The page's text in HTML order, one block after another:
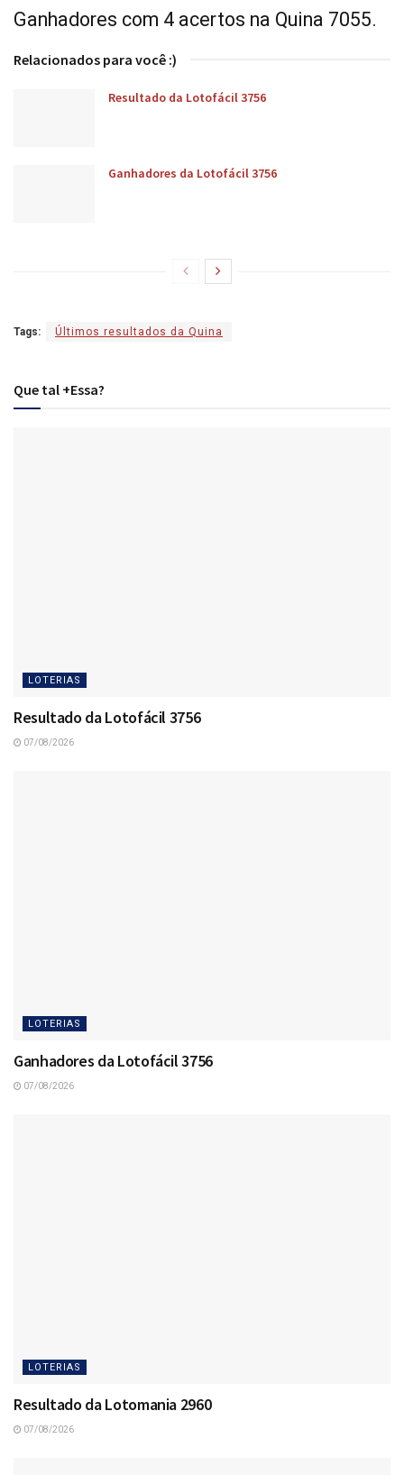
Ganhadores com 4 acertos na Quina 7055.
Relacionados para você :)
Resultado da Lotofácil 3756
Ganhadores da Lotofácil 3756
Tags: Últimos resultados da Quina
Que tal +Essa?
LOTERIAS
Resultado da Lotofácil 3756
07/08/2026
LOTERIAS
Ganhadores da Lotofácil 3756
07/08/2026
LOTERIAS
Resultado da Lotomania 2960
07/08/2026